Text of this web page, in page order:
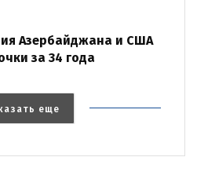
Азербайджана и США
за 34 года
еще